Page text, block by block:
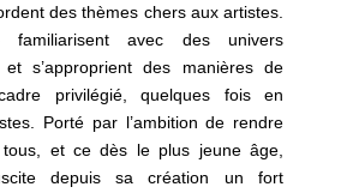
des thèmes chers aux artistes.
avec des univers
s’approprient des manières de
privilégié, quelques fois en
Porté par l’ambition de rendre
tous, et ce dès le plus jeune âge,
depuis sa création un fort